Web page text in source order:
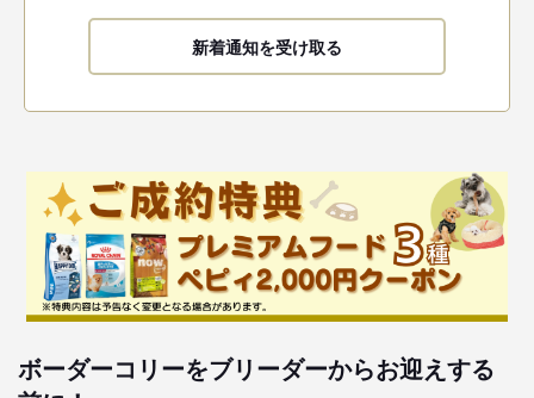
新着通知を受け取る
ボーダーコリーをブリーダーからお迎えする